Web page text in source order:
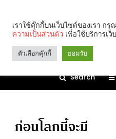
Search
ก่อนโลกนี้จะมี
เราใช้คุ๊กกี้บนเว็บไซต์ของเรา ก
ความเป็นส่วนตัว เพื่อใช้บริการเว็
ตัวเลือกคุ๊กกี้ ยอมรับ